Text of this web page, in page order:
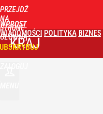
PRZEJDŹ
NA
STRONĘ
GŁÓWNĄ
WPROST
WIADOMOŚCI POLITYKA BIZNES
KRAJ